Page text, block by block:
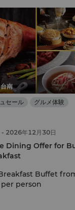
南
セール グルメ体験
- 2026年12月30日
Dining Offer for
Buffet
person